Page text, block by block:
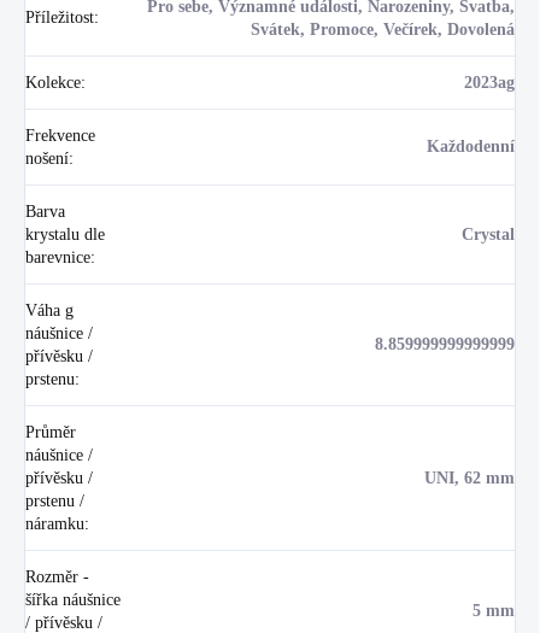
Příležitost:
Pro sebe, Významné události, Narozeniny, Svatba,
Svátek, Promoce, Večírek, Dovolená
Kolekce: 2023ag
Frekvence
nošení:
Každodenní
Barva
krystalu dle
barevnice:
Crystal
Váha g
náušnice /
přívěsku /
prstenu:
8.859999999999999
Průměr
náušnice /
přívěsku /
prstenu /
náramku:
UNI, 62 mm
Rozměr -
šířka náušnice
/ přívěsku /
5 mm